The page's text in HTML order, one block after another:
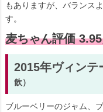
もありますが、バランス
す。
麦ちゃん評価
2015年ヴィンテ
飲）
ブルーベリーのジャム、